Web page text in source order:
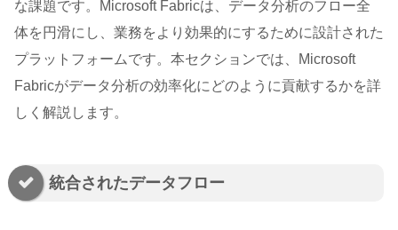
な課題です。Microsoft Fabricは、データ分析のフロー全
体を円滑にし、業務をより効果的にするために設計された
プラットフォームです。本セクションでは、Microsoft
Fabricがデータ分析の効率化にどのように貢献するかを詳
しく解説します。
統合されたデータフロー